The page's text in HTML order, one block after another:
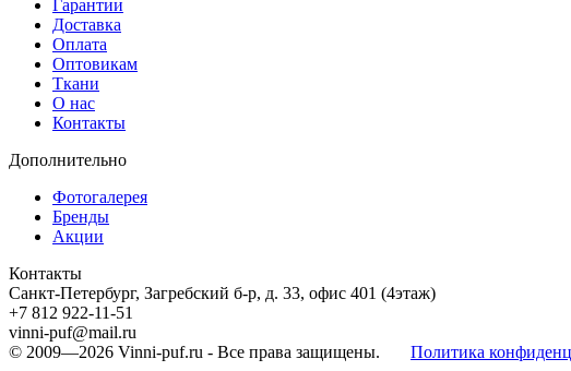
Гарантии
Доставка
Оплата
Оптовикам
Ткани
О нас
Контакты
Дополнительно
Фотогалерея
Бренды
Акции
Контакты
Санкт-Петербург, Загребский б-р, д. 33, офис 401 (4этаж)
+7 812 922-11-51
vinni-puf@mail.ru
© 2009—2026 Vinni-puf.ru - Все права защищены. Политика